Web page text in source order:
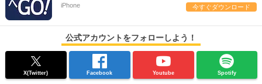
iPhone 今すぐダウンロード
公式アカウントをフォローしよう！
X(Twitter) Facebook Youtube Spotify